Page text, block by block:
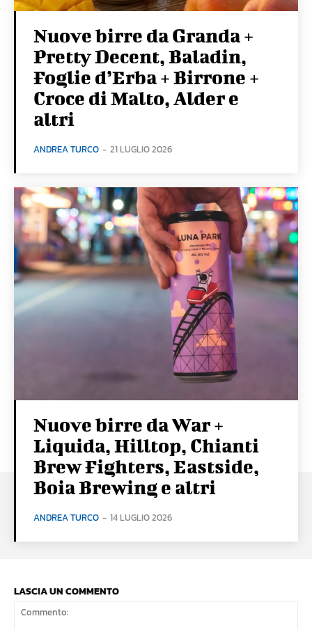
Nuove birre da Granda +
Pretty Decent, Baladin,
Foglie d’Erba + Birrone +
Croce di Malto, Alder e
altri
ANDREA TURCO - 21 LUGLIO 2026
Nuove birre da War +
Liquida, Hilltop, Chianti
Brew Fighters, Eastside,
Boia Brewing e altri
ANDREA TURCO - 14 LUGLIO 2026
LASCIA UN COMMENTO